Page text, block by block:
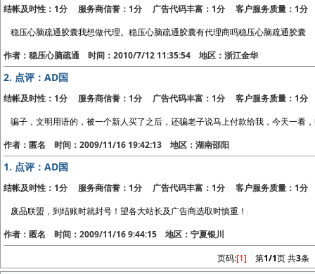
结帐及时性：1分 服务商信誉：1分 广告代码丰富：1分 客户服务质量：1分
稳压心脑疏通胶囊我想做代理。稳压心脑疏通胶囊有代理商吗稳压心脑疏通胶囊
作者：稳压心脑疏通 时间：2010/7/12 11:35:54 地区：浙江金华
2. 点评：AD国
结帐及时性：1分 服务商信誉：1分 广告代码丰富：1分 客户服务质量：1分
骗子，文明用语的，被一个新人买了之后，还骗老子说马上付款给我，今天一看
作者：匿名 时间：2009/11/16 19:42:13 地区：湖南邵阳
1. 点评：AD国
结帐及时性：1分 服务商信誉：1分 广告代码丰富：1分 客户服务质量：1分
废品联盟，到结账时就封号！望各大站长及广告商选取时慎重！
作者：匿名 时间：2009/11/16 9:44:15 地区：宁夏银川
页码:[1] 第1/1页 共3条